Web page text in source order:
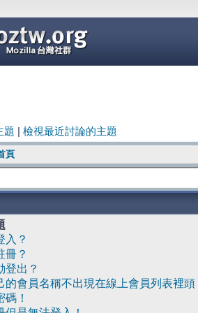
題 檢視最近討論的主題
頁
入？
冊？
登出？
的會員名稱不出現在線上會員列表裡頭
！